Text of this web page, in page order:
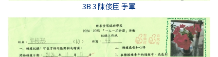
3B 3 陳俊臣 季軍